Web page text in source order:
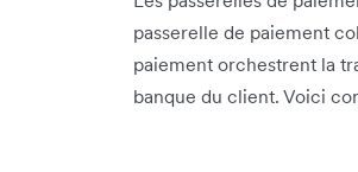
passerelle de paiement
paiement orchestrent la
banque du client. Voici